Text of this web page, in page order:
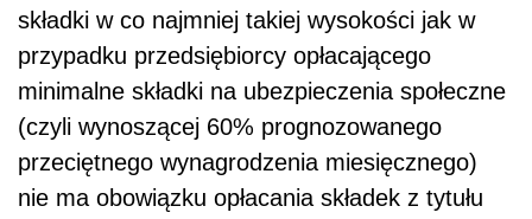
składki w co najmniej takiej wysokości jak w
przypadku przedsiębiorcy opłacającego
minimalne składki na ubezpieczenia społeczne
(czyli wynoszącej 60% prognozowanego
przeciętnego wynagrodzenia miesięcznego)
nie ma obowiązku opłacania składek z tytułu